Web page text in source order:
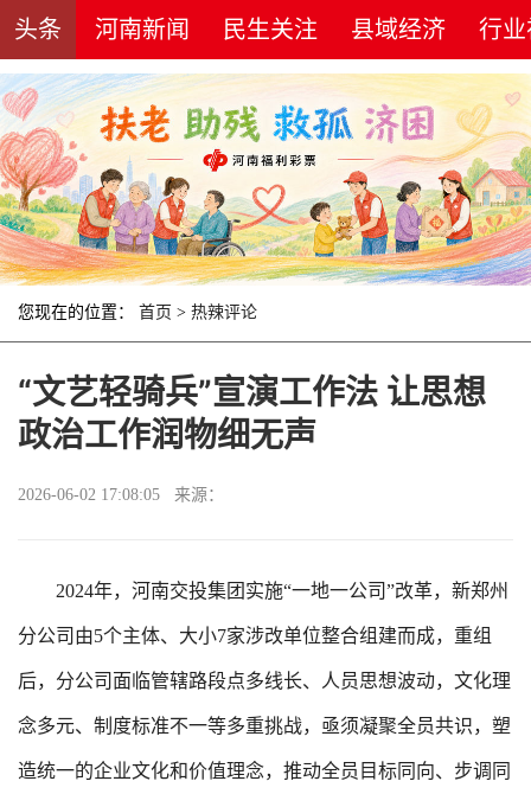
头条 河南新闻 民生关注 县域经济 行
您现在的位置： 首页 > 热辣评论
“文艺轻骑兵”宣演工作法 让思想
政治工作润物细无声
2026-06-02 17:08:05 来源：
2024年，河南交投集团实施“一地一公司”改革，新郑州
分公司由5个主体、大小7家涉改单位整合组建而成，重组
后，分公司面临管辖路段点多线长、人员思想波动，文化理
念多元、制度标准不一等多重挑战，亟须凝聚全员共识，塑
造统一的企业文化和价值理念，推动全员目标同向、步调同